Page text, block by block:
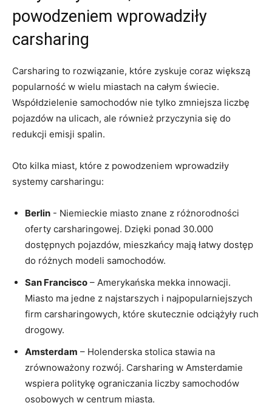
powodzeniem wprowadziły
carsharing
Carsharing to rozwiązanie, które zyskuje coraz większą
popularność w wielu miastach na całym świecie.
Współdzielenie samochodów nie tylko zmniejsza liczbę
pojazdów na ulicach, ale również ⁢przyczynia się do
redukcji emisji spalin.
Oto kilka ‌miast, które z​ powodzeniem wprowadziły
systemy carsharingu:
Berlin -⁣ Niemieckie miasto ⁣znane z różnorodności
oferty carsharingowej. Dzięki ponad 30.000
dostępnych pojazdów, mieszkańcy mają łatwy dostęp
do różnych modeli samochodów.
San Francisco – Amerykańska mekka innowacji.‌
Miasto⁣ ma jedne z najstarszych i najpopularniejszych
firm carsharingowych,⁢ które skutecznie odciążyły ruch
drogowy.
Amsterdam – Holenderska stolica ‍stawia na ​
zrównoważony‌ rozwój. Carsharing w Amsterdamie
wspiera​ politykę ograniczania liczby samochodów
osobowych w centrum‌ miasta.